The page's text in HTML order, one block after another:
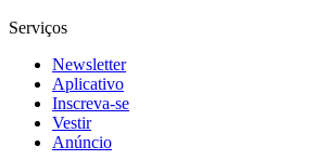
Serviços
Newsletter
Aplicativo
Inscreva-se
Vestir
Anúncio